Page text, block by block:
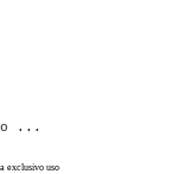
...
exclusivo uso